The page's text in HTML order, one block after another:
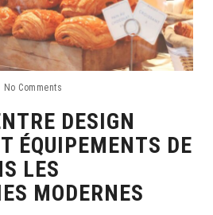
No Comments
DESIGN
ÉQUIPEMENTS DE
LES
MODERNES